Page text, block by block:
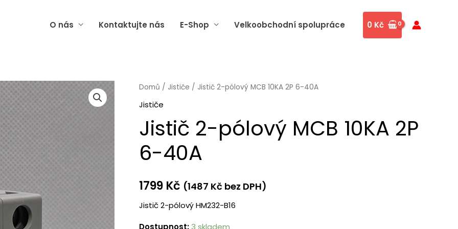
O nás Kontaktujte nás E-Shop Velkoobchodní spolupráce 0 Kč
Domů / Jističe / Jistič 2-pólový MCB 10KA 2P 6-40A
Jističe
Jistič 2-pólový MCB 10KA 2P
6-40A
1799 Kč (1487 Kč bez DPH)
Jistič 2-pólový HM232-B16
Dostupnost:3 skladem
Jistič
2-
10KA
2P
40A
10KA